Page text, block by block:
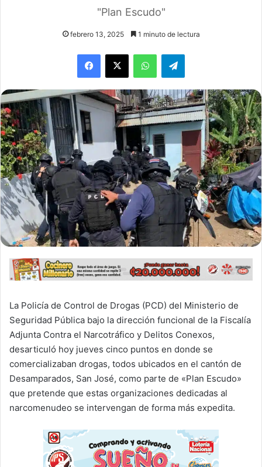
"Plan Escudo"
febrero 13, 2025 1 minuto de lectura
WhatsAppTelegram
La Policía de Control de Drogas (PCD) del Ministerio de
Seguridad Pública bajo la dirección funcional de la Fiscalía
Adjunta Contra el Narcotráfico y Delitos Conexos,
desarticuló hoy jueves cinco puntos en donde se
comercializaban drogas, todos ubicados en el cantón de
Desamparados, San José, como parte de «Plan Escudo»
que pretende que estas organizaciones dedicadas al
narcomenudeo se intervengan de forma más expedita.